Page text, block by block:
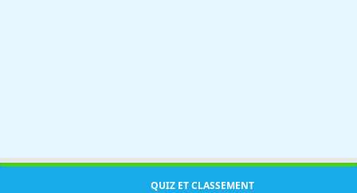
QUIZ ET CLASSEMENT